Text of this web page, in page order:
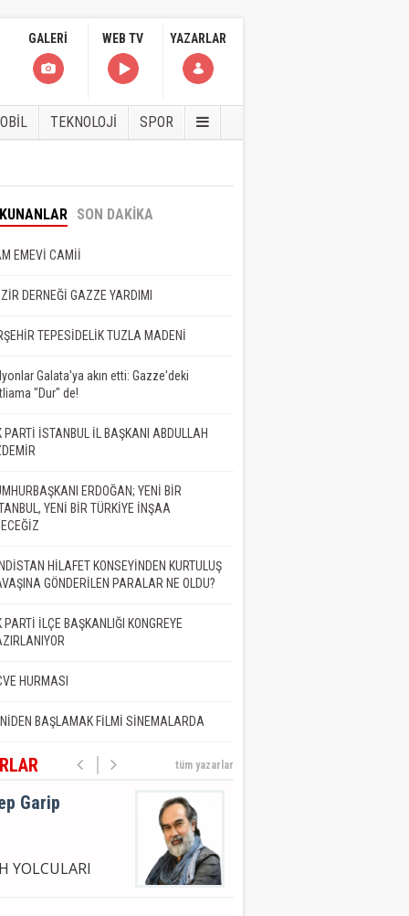
GALERİ WEB TV YAZARLAR
TEKNOLOJİ SPOR
SON DAKİKA
EMEVİ CAMİİ
DERNEĞİ GAZZE YARDIMI
TEPESİDELİK TUZLA MADENİ
Galata'ya akın etti: Gazze'deki
"Dur" de!
PARTİ İSTANBUL İL BAŞKANI ABDULLAH
ERDOĞAN; YENİ BİR
YENİ BİR TÜRKİYE İNŞAA
HİLAFET KONSEYİNDEN KURTULUŞ
GÖNDERİLEN PARALAR NE OLDU?
PARTİ İLÇE BAŞKANLIĞI KONGREYE
HURMASI
BAŞLAMAK FİLMİ SİNEMALARDA
tüm yazarlar
BİTMEDİ,
DE ÖLMEDİ
Çam
NEDİR?
Demir
Adil ŞEN
YOLCULARI
Garip